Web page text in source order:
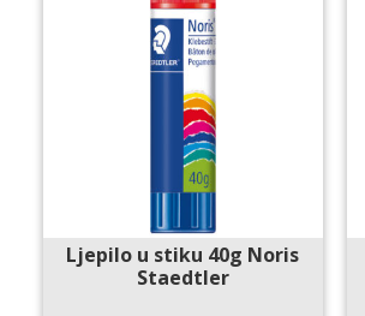
Ljepilo u stiku 40g Noris
Staedtler